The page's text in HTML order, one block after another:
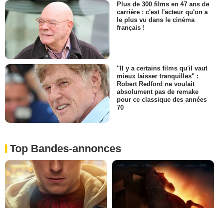
Plus de 300 films en 47 ans de
carrière : c'est l'acteur qu'on a
le plus vu dans le cinéma
français !
"Il y a certains films qu'il vaut
mieux laisser tranquilles" :
Robert Redford ne voulait
absolument pas de remake
pour ce classique des années
70
Top Bandes-annonces